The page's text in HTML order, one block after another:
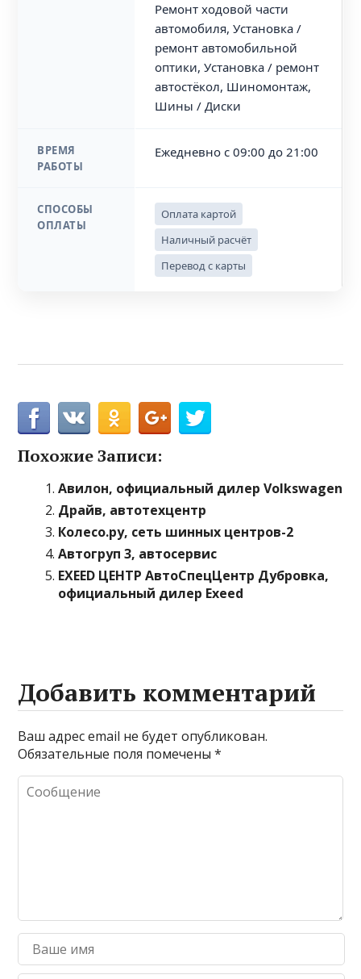
Ремонт ходовой части
автомобиля, Установка /
ремонт автомобильной
оптики, Установка / ремонт
автостёкол, Шиномонтаж,
Шины / Диски
ВРЕМЯ
РАБОТЫ
Ежедневно с 09:00 до 21:00
СПОСОБЫ
ОПЛАТЫ
Оплата картой
Наличный расчёт
Перевод с карты
Похожие Записи:
Авилон, официальный дилер Volkswagen
Драйв, автотехцентр
Колесо.ру, сеть шинных центров-2
Автогруп 3, автосервис
EXEED ЦЕНТР АвтоСпецЦентр Дубровка,
официальный дилер Exeed
Добавить комментарий
Ваш адрес email не будет опубликован.
Обязательные поля помечены*